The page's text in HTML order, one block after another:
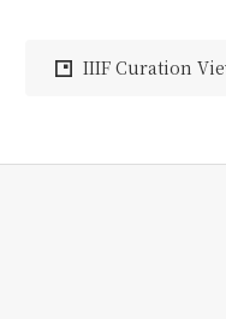
IIIF Curation